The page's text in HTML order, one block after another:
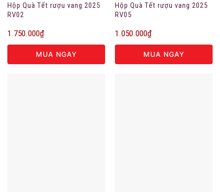
Hộp Quà Tết rượu vang 2025
RV02
1.750.000₫
MUA NGAY
Hộp Quà Tết rượu vang 2025
RV05
1.050.000₫
MUA NGAY